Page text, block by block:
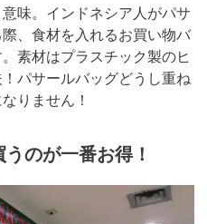
味。インドネシア人がパサ
、食材を入れるお買い物バ
素材はプラスチック製のヒ
パサールバッグどうし重ね
りません！
のが一番お得！